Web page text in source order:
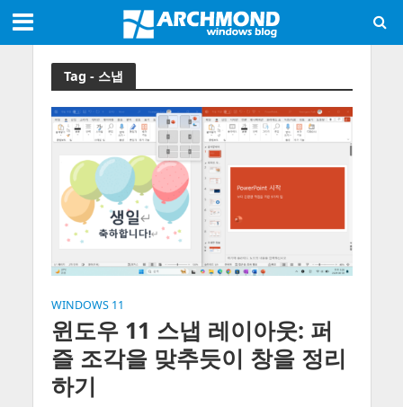
Tag - 스냅
WINDOWS 11
윈도우 11 스냅 레이아웃: 퍼
즐 조각을 맞추듯이 창을 정리
하기